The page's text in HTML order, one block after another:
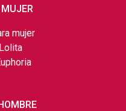
mujer